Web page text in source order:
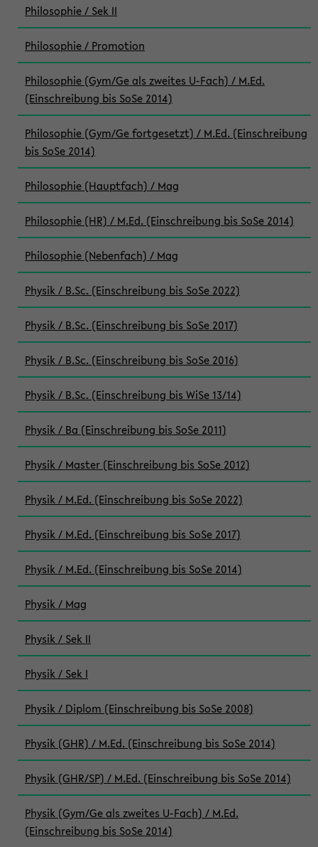
Philosophie / Sek II
Philosophie / Promotion
Philosophie (Gym/Ge als zweites U-Fach) / M.Ed.
(Einschreibung bis SoSe 2014)
Philosophie (Gym/Ge fortgesetzt) / M.Ed. (Einschreibung
bis SoSe 2014)
Philosophie (Hauptfach) / Mag
Philosophie (HR) / M.Ed. (Einschreibung bis SoSe 2014)
Philosophie (Nebenfach) / Mag
Physik / B.Sc. (Einschreibung bis SoSe 2022)
Physik / B.Sc. (Einschreibung bis SoSe 2017)
Physik / B.Sc. (Einschreibung bis SoSe 2016)
Physik / B.Sc. (Einschreibung bis WiSe 13/14)
Physik / Ba (Einschreibung bis SoSe 2011)
Physik / Master (Einschreibung bis SoSe 2012)
Physik / M.Ed. (Einschreibung bis SoSe 2022)
Physik / M.Ed. (Einschreibung bis SoSe 2017)
Physik / M.Ed. (Einschreibung bis SoSe 2014)
Physik / Mag
Physik / Sek II
Physik / Sek I
Physik / Diplom (Einschreibung bis SoSe 2008)
Physik (GHR) / M.Ed. (Einschreibung bis SoSe 2014)
Physik (GHR/SP) / M.Ed. (Einschreibung bis SoSe 2014)
Physik (Gym/Ge als zweites U-Fach) / M.Ed.
(Einschreibung bis SoSe 2014)